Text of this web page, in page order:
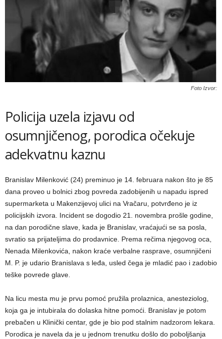
Foto Izvor:
Policija uzela izjavu od
osumnjičenog, porodica očekuje
adekvatnu kaznu
Branislav Milenković (24) preminuo je 14. februara nakon što je 85
dana proveo u bolnici zbog povreda zadobijenih u napadu ispred
supermarketa u Makenzijevoj ulici na Vračaru, potvrđeno je iz
policijskih izvora. Incident se dogodio 21. novembra prošle godine,
na dan porodične slave, kada je Branislav, vraćajući se sa posla,
svratio sa prijateljima do prodavnice. Prema rečima njegovog oca,
Nenada Milenkovića, nakon kraće verbalne rasprave, osumnjičeni
M. P. je udario Branislava s leđa, usled čega je mladić pao i zadobio
teške povrede glave.
Na licu mesta mu je prvu pomoć pružila prolaznica, anesteziolog,
koja ga je intubirala do dolaska hitne pomoći. Branislav je potom
prebačen u Klinički centar, gde je bio pod stalnim nadzorom lekara.
Porodica je navela da je u jednom trenutku došlo do poboljšanja